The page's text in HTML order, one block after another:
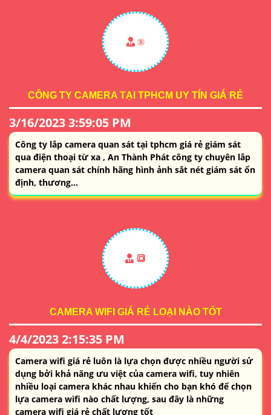
®️
CÔNG TY CAMERA TẠI TPHCM UY TÍN GIÁ RẺ
3/16/2023 3:59:05 PM
Công ty lắp camera quan sát tại tphcm giá rẻ giám sát
qua điện thoại từ xa , An Thành Phát công ty chuyên lắp
camera quan sát chính hãng hình ảnh sắt nét giám sát ổn
định, thương...
🔳
CAMERA WIFI GIÁ RẺ LOẠI NÀO TỐT
4/4/2023 2:15:35 PM
Camera wifi giá rẻ luôn là lựa chọn được nhiều người sử
dụng bởi khả năng ưu việt của camera wifi, tuy nhiên
nhiều loại camera khác nhau khiến cho bạn khó để chọn
lựa camera wifi nào chất lượng, sau đây là những
camera wifi giá rẻ chất lượng tốt